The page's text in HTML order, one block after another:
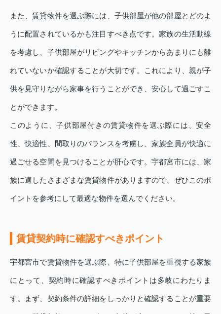
また、賃貸物件を選ぶ際には、子供部屋が他の部屋とどのよ
うに配置されているかも注目すべき点です。家族の生活動線
を考慮し、子供部屋がリビングやキッチンからあまりにも離
れていないか確認することが大切です。これにより、親が子
供を見守りながら家事を行うことができ、安心して過ごすこ
とができます。
このように、子供部屋付きの賃貸物件を選ぶ際には、安全
性、快適性、間取りのバランスを考慮し、家族全員が快適に
過ごせる空間を見つけることが肝心です。宇都宮市には、家
族に適したさまざまな賃貸物件がありますので、ぜひこのポ
イントを参考にして最適な物件を選んでください。
賃貸契約時に確認すべきポイント
宇都宮市で賃貸物件を選ぶ際、特に子供部屋を重視する家族
にとって、契約時に確認すべきポイントは多岐にわたりま
す。まず、契約条件の詳細をしっかりと確認することが重要